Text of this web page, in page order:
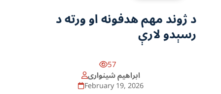
د ژوند مهم هدفونه او ورته د
رسېدو لارې
57
ابراهیم شینواری
February 19, 2026